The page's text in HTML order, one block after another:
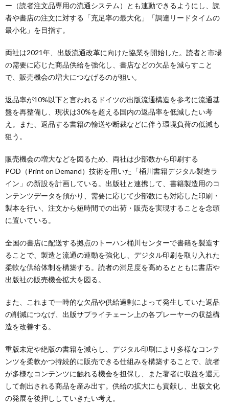
ー（読者注文品専用の流通システム）とも連動できるようにし、読
者や書店の注文に対する「充足率の最大化」「調達リードタイムの
最小化」を目指す。
両社は2021年、出版流通改革に向けた協業を開始した。読者と市場
の需要に応じた商品供給を強化し、書店などの欠品を減らすこと
で、販売機会の増大につなげるのが狙い。
返品率が10%以下と言われるドイツの出版流通構造を参考に流通基
盤を再整備し、現状は30%を超える国内の返品率を低減したい考
え。また、返品する書籍の輸送や断裁などに伴う環境負荷の低減も
狙う。
販売機会の増大などを図るため、両社は少部数から印刷する
POD（Print on Demand）技術を用いた「桶川書籍デジタル製造ラ
イン」の新設を計画している。出版社と連携して、書籍製造用のコ
ンテンツデータを預かり、需要に応じて少部数にも対応した印刷・
製本を行い、注文から短時間での出荷・販売を実現することを念頭
に置いている。
全国の書店に配送する拠点のトーハン桶川センターで書籍を製造す
ることで、製造と流通の連動を強化し、デジタル印刷を取り入れた
柔軟な供給体制を構築する。読者の満足度を高めるとともに書店や
出版社の販売機会拡大を図る。
また、これまで一時的な欠品や供給過剰によって発生していた返品
の削減につなげ、出版サプライチェーン上の各プレーヤーの収益構
造を改善する。
重版未定や絶版の書籍を減らし、デジタル印刷により多様なコンテ
ンツを柔軟かつ持続的に販売できる仕組みを構築することで、読者
が多様なコンテンツに触れる機会を担保し、また著者に収益を還元
して創出される商品を産み出す。供給の拡大にも貢献し、出版文化
の発展を後押ししていきたい考え。